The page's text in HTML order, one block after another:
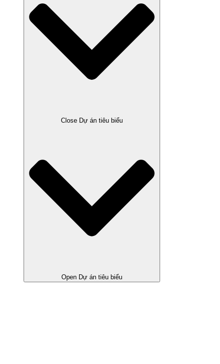
Close Dự án tiêu biểu
Open Dự án tiêu biểu